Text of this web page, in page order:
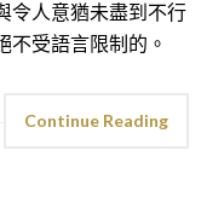
令人意猶未盡到不行
不受語言限制的。
Continue Reading